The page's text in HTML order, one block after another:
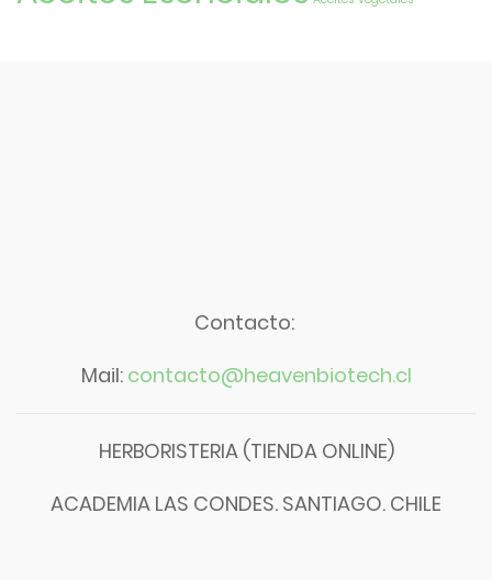
Contacto:
Mail: contacto@heavenbiotech.cl
HERBORISTERIA (TIENDA ONLINE)
ACADEMIA LAS CONDES. SANTIAGO. CHILE